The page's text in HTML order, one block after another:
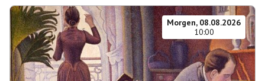
Morgen, 08.08.2026
10:00